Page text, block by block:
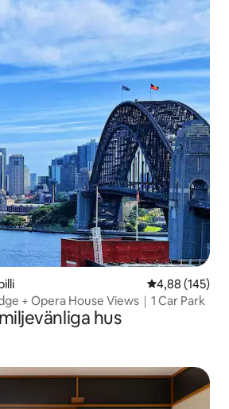
4,88 av 5 i
4,88 (145)
+ Opera House Views｜1 Car Park
hus